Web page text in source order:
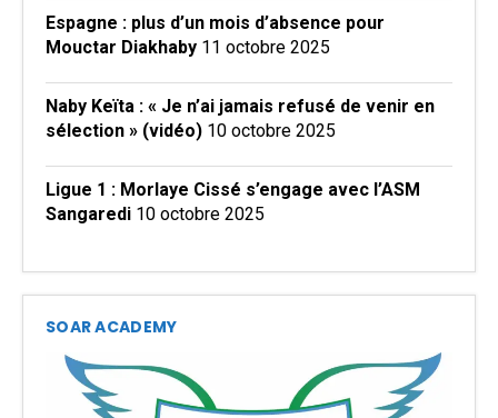
Espagne : plus d’un mois d’absence pour
Mouctar Diakhaby 11 octobre 2025
Naby Keïta : « Je n’ai jamais refusé de venir en
sélection » (vidéo) 10 octobre 2025
Ligue 1 : Morlaye Cissé s’engage avec l’ASM
Sangaredi 10 octobre 2025
SOAR ACADEMY